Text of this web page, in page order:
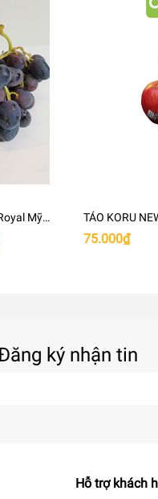
món khai vị thanh tao
khác tạo nên thức uống
4 ngày sau khi mua.
bạn nên giữ chúng
chặt vào quả thì đây là
bị dập nát thì đây
Mỹ
TÁO KORU
75.000₫
ký nhận tin
Hỗ trợ khách